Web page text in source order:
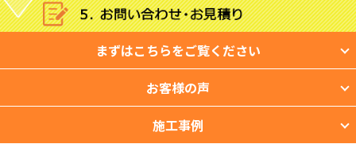
まずはこちらをご覧ください
お客様の声
施工事例